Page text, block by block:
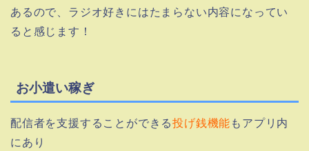
あるので、ラジオ好きにはたまらない内容になってい
ると感じます！
お小遣い稼ぎ
配信者を支援することができる投げ銭機能 もアプリ内
にあり